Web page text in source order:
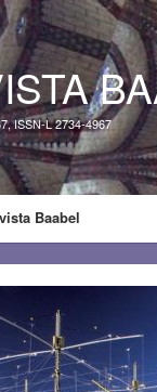
ISSN-L 2734-4967
Baabel